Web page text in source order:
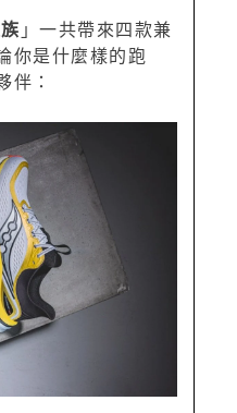
」一共帶來四款兼
你是什麼樣的跑
伴：